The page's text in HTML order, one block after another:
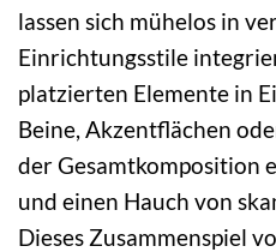
lassen sich mühelos in
Einrichtungsstile
platzierten Elemente in
Beine, Akzentflächen
der Gesamtkomposition
und einen Hauch von
Dieses Zusammenspiel